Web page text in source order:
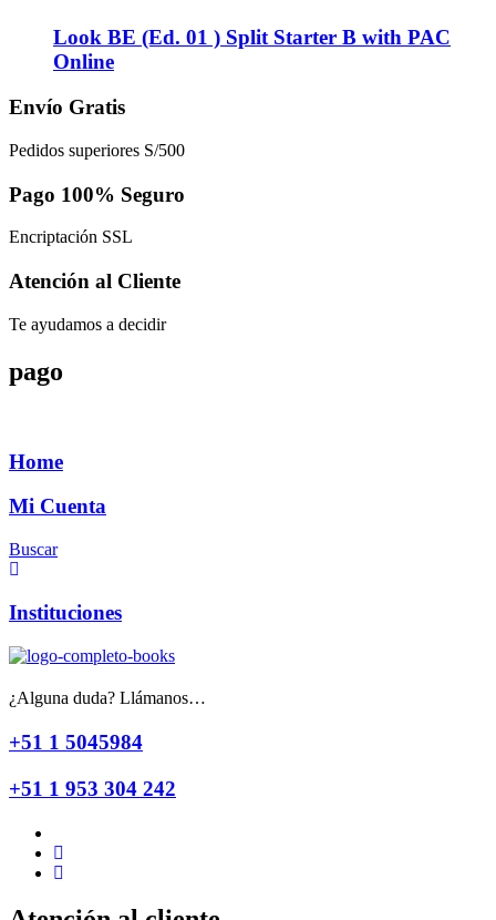
Look BE (Ed. 01 ) Split Starter B with PAC
Online
Envío Gratis
Pedidos superiores S/500
Pago 100% Seguro
Encriptación SSL
Atención al Cliente
Te ayudamos a decidir
pago
Home
Mi Cuenta
Buscar
Instituciones
¿Alguna duda? Llámanos…
+51 1 5045984
+51 1 953 304 242